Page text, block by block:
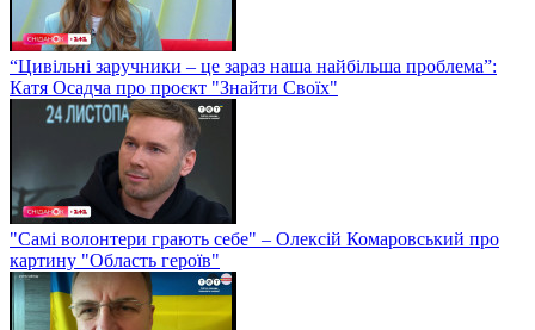
“Цивільні заручники – це зараз наша найбільша проблема”:
Катя Осадча про проєкт "Знайти Своїх"
"Самі волонтери грають себе" – Олексій Комаровський про
картину "Область героїв"